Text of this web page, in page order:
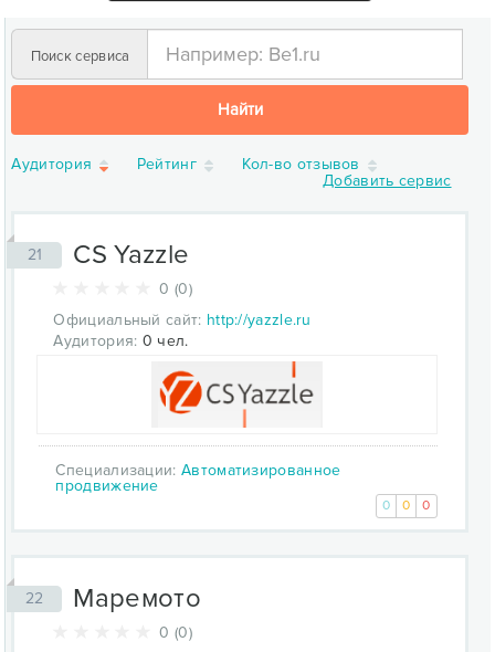
Поиск сервиса
Найти
Аудитория Рейтинг
Кол-во отзывов
Добавить сервис
21 CS Yazzle
0 (0)
Официальный сайт: http://yazzle.ru
Аудитория: 0 чел.
Специализации: Автоматизированное
продвижение
0 0 0
22 Маремото
0 (0)